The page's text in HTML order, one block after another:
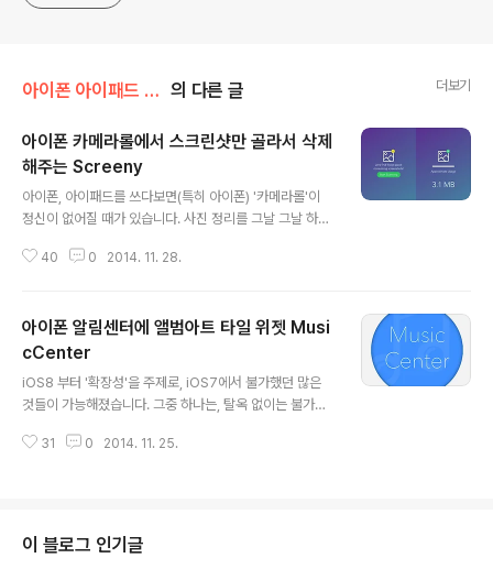
아이폰 아이패드 앱 추천 의 다른 글 더보기
아이폰 카메라롤에서 스크린샷만 골라서 삭제
해주는 Screeny
아이폰, 아이패드를 쓰다보면(특히 아이폰) '카메라롤'이
정신이 없어질 때가 있습니다. 사진 정리를 그날 그날 하지
체에서 사진 정보를 통해 분류해서 볼 수도 있다지만, 실제
을 아예 처음부터 폴더로 묶어서 PC로 옮길 수 있겠습니
다. 그런데, 여기에 2차 작업이 필요한데, 바로 '스크린
샷'입니다. 언제 찍었는지 기억도 안나는 스크린샷들이 군
데 군데 산발되어 있는데, 찾아도 찾아도 끝도 없다죠. 그래
서, 소개해드리는 'Screeny'는 아예 처음부터 카메라롤에
서 스크린샷을 삭제할 수 있습니다. 사용법도 간단합니다.
40 0 2014. 11. 28.
아이폰 알림센터에 앨범아트 타일 위젯 Musi
cCenter
iOS8 부터 '확장성'을 주제로, iOS7에서 불가했던 많은
것들이 가능해졌습니다. 그중 하나는, 탈옥 없이는 불가했
기도 한데, 그만큼 애플은 폐쇄적이었고 지금도 폐쇄적입
지?' 싶을 정도로, 여느 위젯과 같은 방법으로, Music Ce
nter를 알림센터 위젯에 추가하는 방법과, 알림센터에서
31 0 2014. 11. 25.
이 블로그 인기글